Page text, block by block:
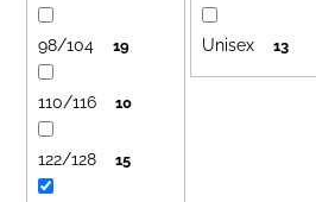
o
d
u
o
Unisex 13
98/104 19
110/116 10
122/128 15
m